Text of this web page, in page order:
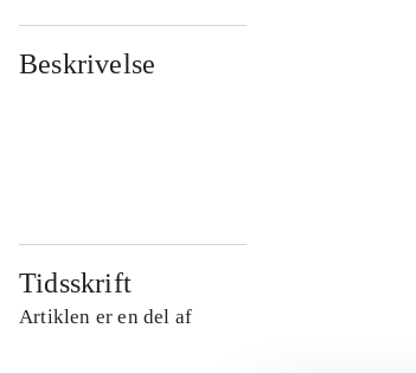
Beskrivelse
Tidsskrift
Artiklen er en del af